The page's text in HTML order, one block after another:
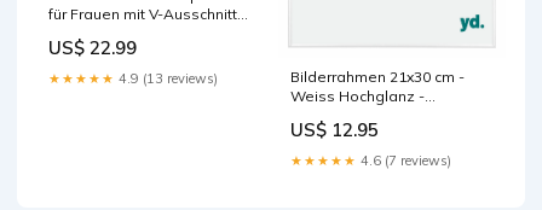
für Frauen mit V-Ausschnitt
noch immer deine
Geschichte“ Farbe:Rot
US$ 22.99
★★★★★ 4.9 (13 reviews)
Bilderrahmen 21x30 cm -
Weiss Hochglanz -
Ohland
US$ 12.95
★★★★★ 4.6 (7 reviews)